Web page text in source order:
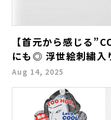
【首元から感じる
にも◎ 浮世絵刺繍入
Aug 14, 2025